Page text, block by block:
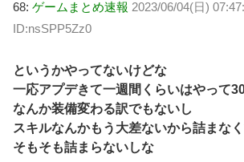
68: ゲームまとめ速報 2023/06/04(日)
ID:nsSPP5Zz0
というかやってないけどな
一応アプデきて一週間くらいはやって
なんか装備変わる訳でもないし
スキルなんかもう大差ないから詰まな
そもそも詰まらないしな